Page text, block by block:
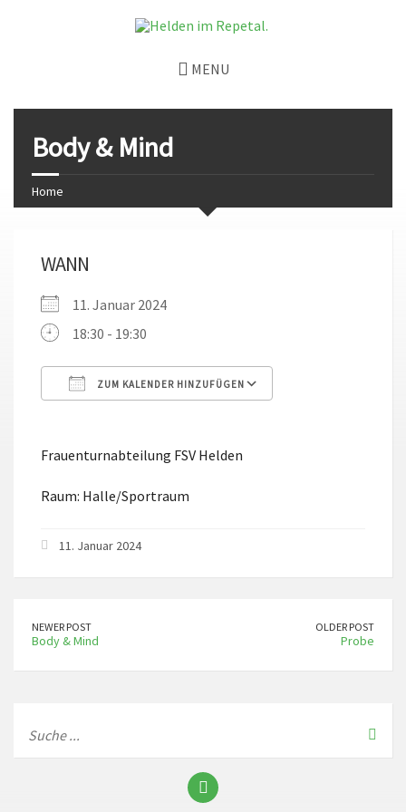
MENU
Body & Mind
Home
WANN
11. Januar 2024
18:30 - 19:30
ZUM KALENDER HINZUFÜGEN
Frauenturnabteilung FSV Helden
Raum: Halle/Sportraum
11. Januar 2024
NEWER POST
Body & Mind
OLDER POST
Probe